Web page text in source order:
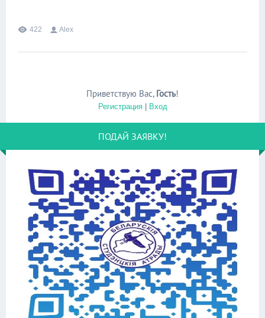
422 Alex
Приветствую Вас, Гость!
Регистрация| Вход
ПОДАЙ ЗАЯВКУ!